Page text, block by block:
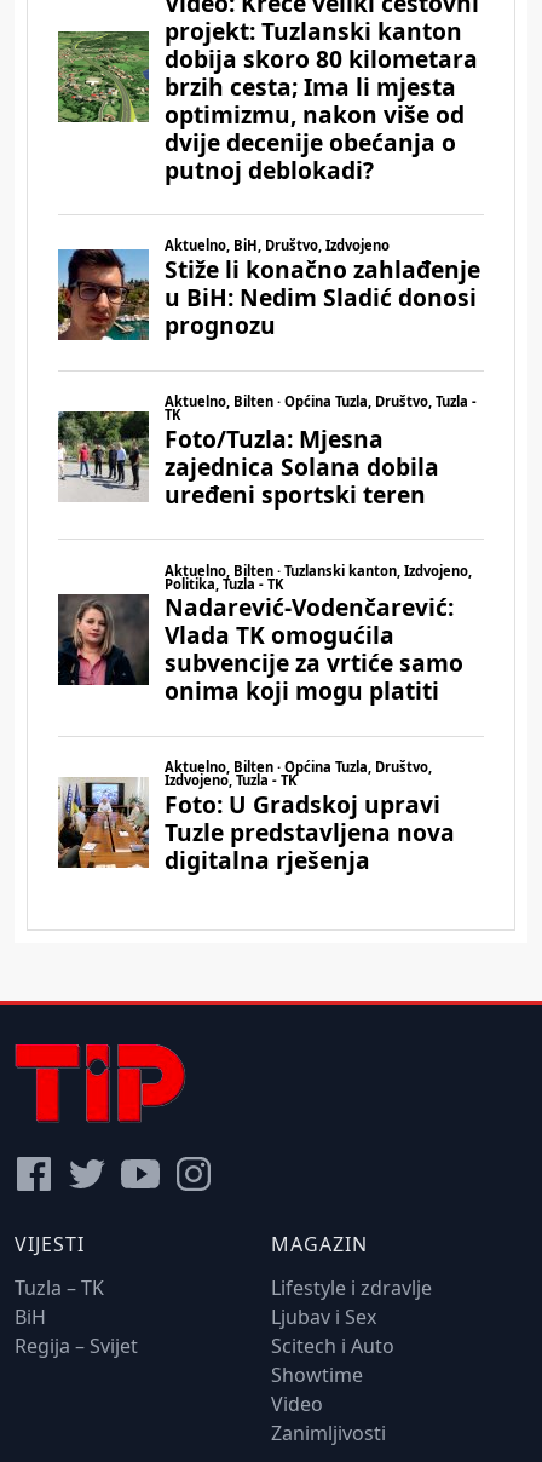
VIJESTI
Tuzla – TK
BiH
Regija – Svijet
MAGAZIN
Lifestyle i zdravlje
Ljubav i Sex
Scitech i Auto
Showtime
Video
Zanimljivosti